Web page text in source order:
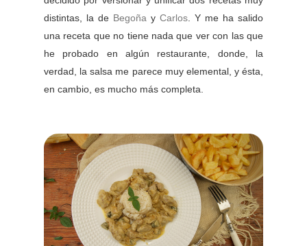
distintas, la de Begoña y Carlos . Y me ha salido
una receta que no tiene nada que ver con las que
he probado en algún restaurante, donde, la
verdad, la salsa me parece muy elemental, y ésta,
en cambio, es mucho más completa.